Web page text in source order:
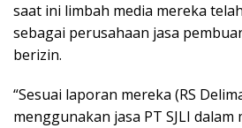
saat ini limbah media mereka
sebagai perusahaan jasa
berizin.
“Sesuai laporan mereka (RS
menggunakan jasa PT SJLI